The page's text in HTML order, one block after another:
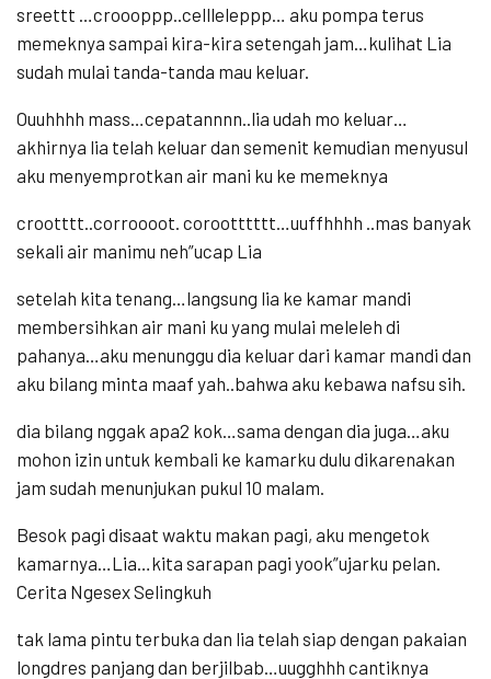
sreettt …croooppp..cellleleppp… aku pompa terus
memeknya sampai kira-kira setengah jam…kulihat Lia
sudah mulai tanda-tanda mau keluar.
Ouuhhhh mass…cepatannnn..lia udah mo keluar…
akhirnya lia telah keluar dan semenit kemudian menyusul
aku menyemprotkan air mani ku ke memeknya
crootttt..corroooot. corootttttt…uuffhhhh ..mas banyak
sekali air manimu neh”ucap Lia
setelah kita tenang…langsung lia ke kamar mandi
membersihkan air mani ku yang mulai meleleh di
pahanya…aku menunggu dia keluar dari kamar mandi dan
aku bilang minta maaf yah..bahwa aku kebawa nafsu sih.
dia bilang nggak apa2 kok…sama dengan dia juga…aku
mohon izin untuk kembali ke kamarku dulu dikarenakan
jam sudah menunjukan pukul 10 malam.
Besok pagi disaat waktu makan pagi, aku mengetok
kamarnya…Lia…kita sarapan pagi yook”ujarku pelan.
Cerita Ngesex Selingkuh
tak lama pintu terbuka dan lia telah siap dengan pakaian
longdres panjang dan berjilbab…uugghhh cantiknya